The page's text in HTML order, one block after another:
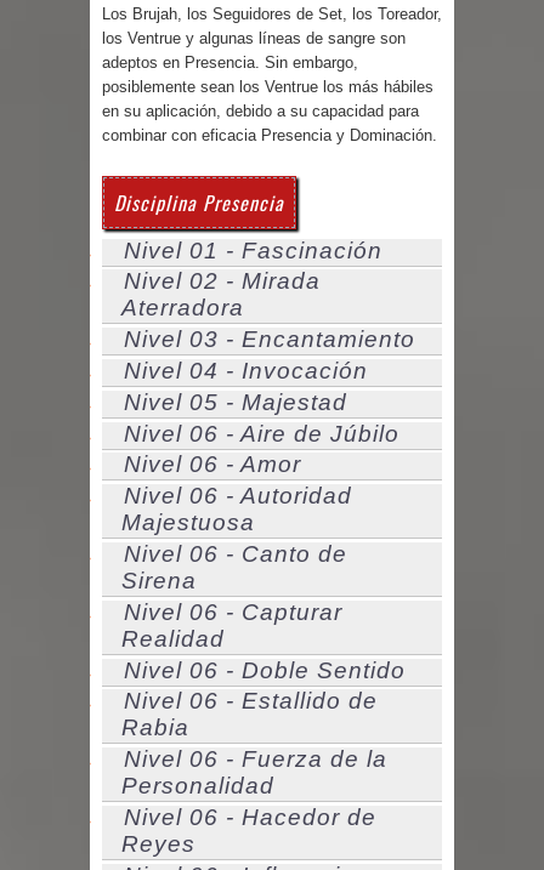
Los Brujah, los Seguidores de Set, los Toreador,
los Ventrue y algunas líneas de sangre son
adeptos en Presencia. Sin embargo,
posiblemente sean los Ventrue los más hábiles
en su aplicación, debido a su capacidad para
combinar con eficacia Presencia y Dominación.
Disciplina Presencia
Nivel 01 - Fascinación
Nivel 02 - Mirada
Aterradora
Nivel 03 - Encantamiento
Nivel 04 - Invocación
Nivel 05 - Majestad
Nivel 06 - Aire de Júbilo
Nivel 06 - Amor
Nivel 06 - Autoridad
Majestuosa
Nivel 06 - Canto de
Sirena
Nivel 06 - Capturar
Realidad
Nivel 06 - Doble Sentido
Nivel 06 - Estallido de
Rabia
Nivel 06 - Fuerza de la
Personalidad
Nivel 06 - Hacedor de
Reyes